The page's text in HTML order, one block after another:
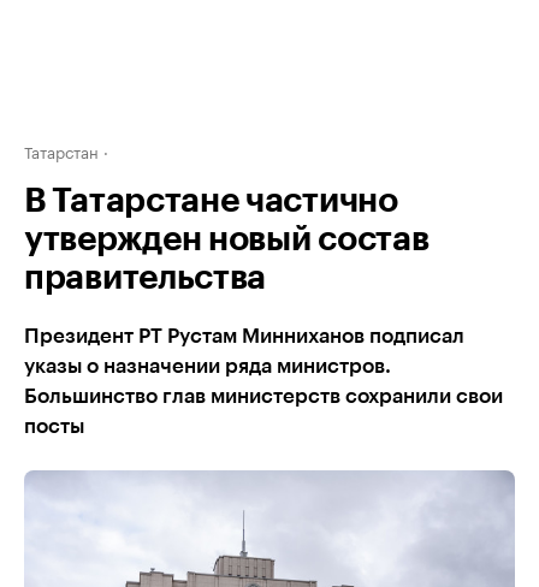
Татарстан
В Татарстане частично
утвержден новый состав
правительства
Президент РТ Рустам Минниханов подписал
указы о назначении ряда министров.
Большинство глав министерств сохранили свои
посты